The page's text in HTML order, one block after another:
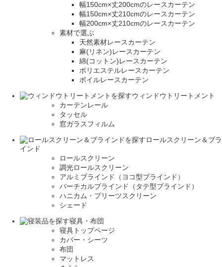
幅150cm×丈200cmのレースカーテン
幅150cm×丈210cmのレースカーテン
幅200cm×丈210cmのレースカーテン
素材で選ぶ
天然素材レースカーテン
麻(リネン)レースカーテン
綿(コットン)レースカーテン
ポリエステルレースカーテン
ボイルレースカーテン
ウィンドウトリートメント
カーテンレール
タッセル
窓ガラスフィルム
ロールスクリーン＆ブラ
インド
ロールスクリーン
調光ロールスクリーン
アルミブラインド（ヨコ型ブラインド）
バーチカルブラインド（タテ型ブラインド）
ハニカム・プリーツスクリーン
シェード
寝具・布団
寝具トップページ
カバー・シーツ
布団
マットレス